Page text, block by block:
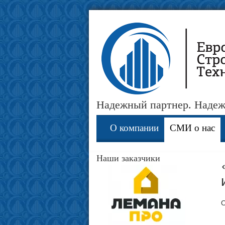
Надежный партнер.
О компании СМИ о нас
Наши заказчики